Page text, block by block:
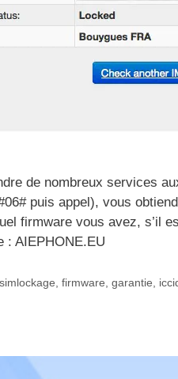
de nombreux services
puis appel), vous
firmware vous avez, s’il
: AIEPHONE.EU
, firmware, garantie,